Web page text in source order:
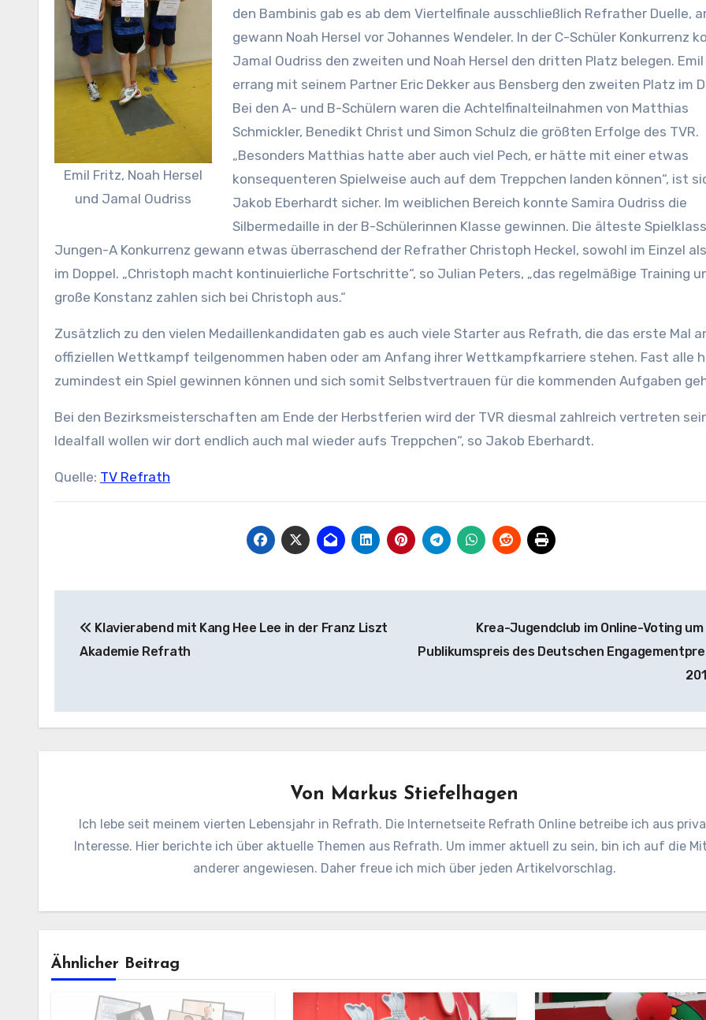
Emil Fritz, Noah Hersel
und Jamal Oudriss
den Bambinis gab es ab dem Viertelfinale ausschließlich Refrather Duelle,
gewann Noah Hersel vor Johannes Wendeler. In der C-Schüler Konkurrenz
Jamal Oudriss den zweiten und Noah Hersel den dritten Platz belegen.
errang mit seinem Partner Eric Dekker aus Bensberg den zweiten Platz im
Bei den A- und B-Schülern waren die Achtelfinalteilnahmen von Matthias
Schmickler, Benedikt Christ und Simon Schulz die größten Erfolge des TVR.
„Besonders Matthias hatte aber auch viel Pech, er hätte mit einer etwas
konsequenteren Spielweise auch auf dem Treppchen landen können“, ist
Jakob Eberhardt sicher. Im weiblichen Bereich konnte Samira Oudriss die
Silbermedaille in der B-Schülerinnen Klasse gewinnen. Die älteste
Jungen-A Konkurrenz gewann etwas überraschend der Refrather Christoph Heckel, sowohl im Einzel
im Doppel. „Christoph macht kontinuierliche Fortschritte“, so Julian Peters, „das regelmäßige Training
große Konstanz zahlen sich bei Christoph aus.“
Zusätzlich zu den vielen Medaillenkandidaten gab es auch viele Starter aus Refrath, die das erste Mal
offiziellen Wettkampf teilgenommen haben oder am Anfang ihrer Wettkampfkarriere stehen. Fast alle
zumindest ein Spiel gewinnen können und sich somit Selbstvertrauen für die kommenden Aufgaben
Bei den Bezirksmeisterschaften am Ende der Herbstferien wird der TVR diesmal zahlreich vertreten
Idealfall wollen wir dort endlich auch mal wieder aufs Treppchen“, so Jakob Eberhardt.
Quelle: TV Refrath
Klavierabend mit Kang Hee Lee in der Franz Liszt
Akademie Refrath
Krea-Jugendclub im Online-Voting um
Publikumspreis des Deutschen
Von Markus Stiefelhagen
Ich lebe seit meinem vierten Lebensjahr in Refrath. Die Internetseite Refrath Online betreibe ich aus
Interesse. Hier berichte ich über aktuelle Themen aus Refrath. Um immer aktuell zu sein, bin ich auf die
anderer angewiesen. Daher freue ich mich über jeden Artikelvorschlag.
Ähnlicher Beitrag